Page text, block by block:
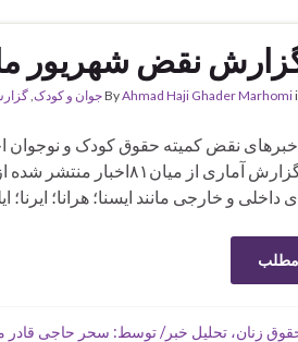
نقض شهریور ماه ۱۴۰۱ کمیته دفاع از حقوق کودک و
ByAhmad Haji Ghader Marhomi جوان و کودک
‌نقض کمیته حقوق کودک و نوجوان
بیشتر: این گزارش
داخلی و خارجی مانند ایسنا؛ هرانا؛
مطلب
حقوق زنان، تحلیل خبر/ توسط: سحر حاجی